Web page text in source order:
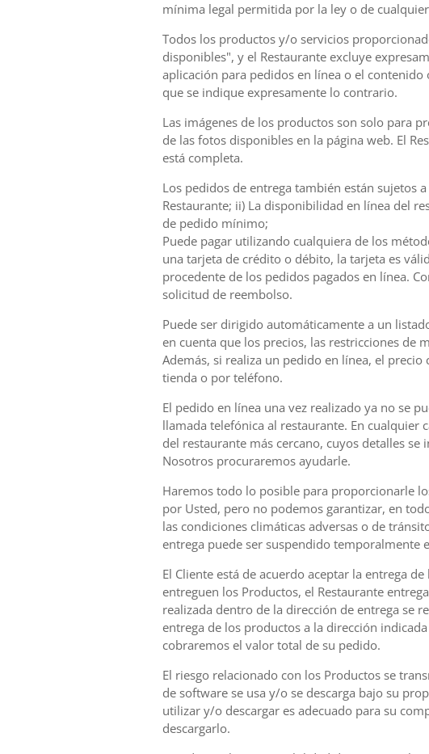
mínima legal permitida por la ley o de
Todos los productos y/o servicios
disponibles", y el Restaurante excluye
aplicación para pedidos en línea o el
que se indique expresamente lo contrario.
Las imágenes de los productos son solo para
de las fotos disponibles en la página web. El
está completa.
Los pedidos de entrega también están sujetos
Restaurante; ii) La disponibilidad en línea del
de pedido mínimo;
Puede pagar utilizando cualquiera de los
una tarjeta de crédito o débito, la tarjeta es
procedente de los pedidos pagados en línea.
solicitud de reembolso.
Puede ser dirigido automáticamente a un
en cuenta que los precios, las restricciones de
Además, si realiza un pedido en línea, el
tienda o por teléfono.
El pedido en línea una vez realizado ya no se
llamada telefónica al restaurante. En cualquier
del restaurante más cercano, cuyos detalles
Nosotros procuraremos ayudarle.
Haremos todo lo posible para proporcionarle
por Usted, pero no podemos garantizar, en
las condiciones climáticas adversas o de
entrega puede ser suspendido temporalmente
El Cliente está de acuerdo aceptar la entrega
entreguen los Productos, el Restaurante
realizada dentro de la dirección de entrega se
entrega de los productos a la dirección
cobraremos el valor total de su pedido.
El riesgo relacionado con los Productos se
de software se usa y/o se descarga bajo su
utilizar y/o descargar es adecuado para su
descargarlo.